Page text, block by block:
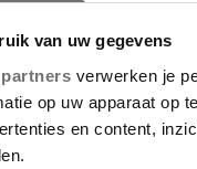
van uw gegevens
verwerken je
op uw apparaat op
en content,
Klik hier voor meer info
van Maastricht? Kies